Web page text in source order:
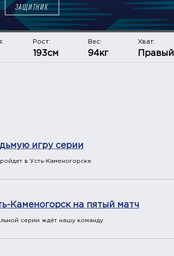
ЗАЩИТНИК
Рост:
193см
Вес:
94кг
Хват:
Правый
игру серии
в Усть-Каменогорске.
Каменогорск на пятый матч
серии ждёт нашу команду.